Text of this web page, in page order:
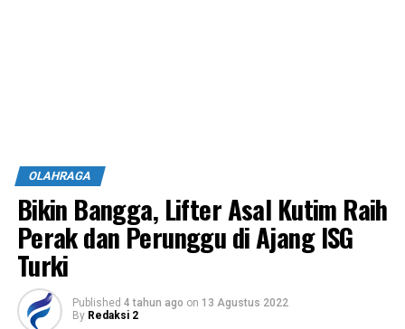
OLAHRAGA
Bikin Bangga, Lifter Asal Kutim Raih
Perak dan Perunggu di Ajang ISG
Turki
Published 4 tahun ago on 13 Agustus 2022
By Redaksi 2